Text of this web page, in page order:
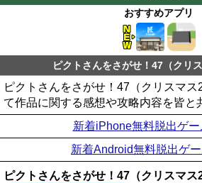
おすすめアプリ
ピクトさんをさがせ！47（クリ
ピクトさんをさがせ！47（クリスマス
て作品に関する感想や攻略内容を皆と
新着iPhone無料脱出ゲー
新着Android無料脱出ゲ
ピクトさんをさがせ！47（クリスマス